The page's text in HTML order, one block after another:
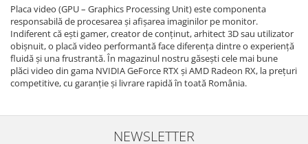
Placa video (GPU – Graphics Processing Unit) este componenta
responsabilă de procesarea și afișarea imaginilor pe monitor.
Indiferent că ești gamer, creator de conținut, arhitect 3D sau utilizator
obișnuit, o placă video performantă face diferența dintre o experiență
fluidă și una frustrantă. În magazinul nostru găsești cele mai bune
plăci video din gama NVIDIA GeForce RTX și AMD Radeon RX, la prețuri
competitive, cu garanție și livrare rapidă în toată România.
NEWSLETTER